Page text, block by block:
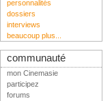
personnalités
dossiers
interviews
beaucoup plus...
communauté
mon Cinemasie
participez
forums